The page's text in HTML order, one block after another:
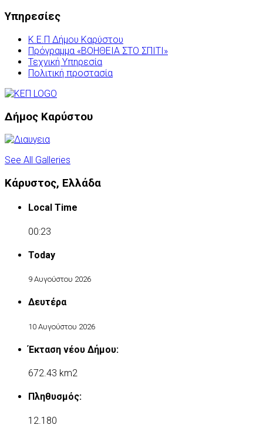
Υπηρεσίες
Κ.Ε.Π Δήμου Καρύστου
Πρόγραμμα «ΒΟΗΘΕΙΑ ΣΤΟ ΣΠΙΤΙ»
Τεχνική Υπηρεσία
Πολιτική προστασία
Δήμος Καρύστου
See All Galleries
Κάρυστος, Ελλάδα
Local Time
00:23
Today
9 Αυγούστου 2026
Δευτέρα
10 Αυγούστου 2026
Έκταση νέου Δήμου:
672.43 km2
Πληθυσμός:
12.180